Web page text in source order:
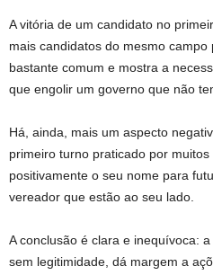
A vitória de um candidato no
mais candidatos do mesmo
bastante comum e mostra a
que engolir um governo que não
Há, ainda, mais um aspecto
primeiro turno praticado por
positivamente o seu nome para
vereador que estão ao seu lado.
A conclusão é clara e inequívoca:
sem legitimidade, dá margem a